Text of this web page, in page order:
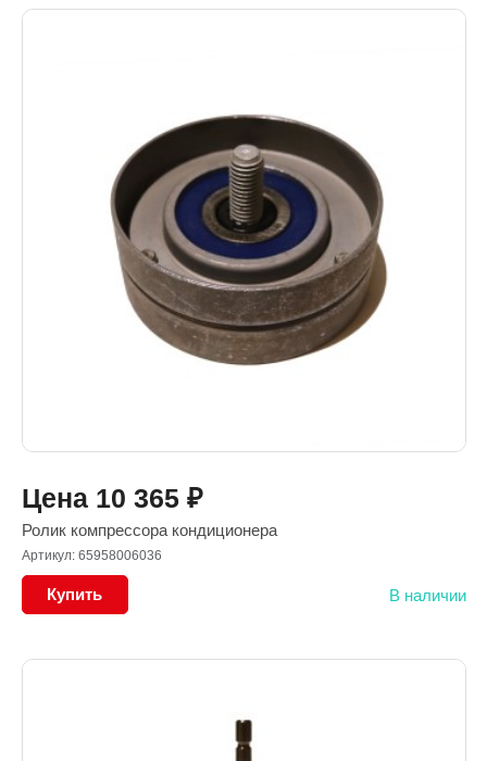
Цена 10 365 ₽
Ролик компрессора кондиционера
Артикул: 65958006036
Купить В наличии